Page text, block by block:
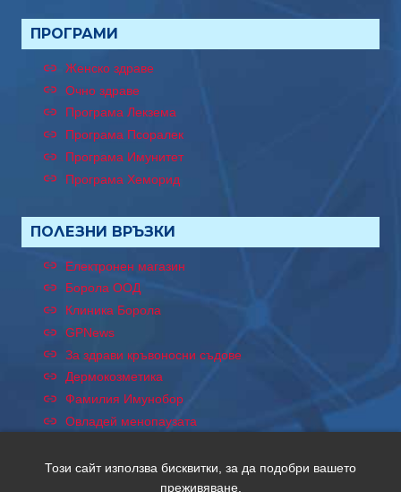
ПРОГРАМИ
Женско здраве
Очно здраве
Програма Лекзема
Програма Псоралек
Програма Имунитет
Програма Хеморид
ПОЛЕЗНИ ВРЪЗКИ
Електронен магазин
Борола ООД
Клиника Борола
GPNews
За здрави кръвоносни съдове
Дермокозметика
Фамилия Имунобор
Овладей менопаузата
Този сайт използва бисквитки, за да подобри вашето
преживяване.